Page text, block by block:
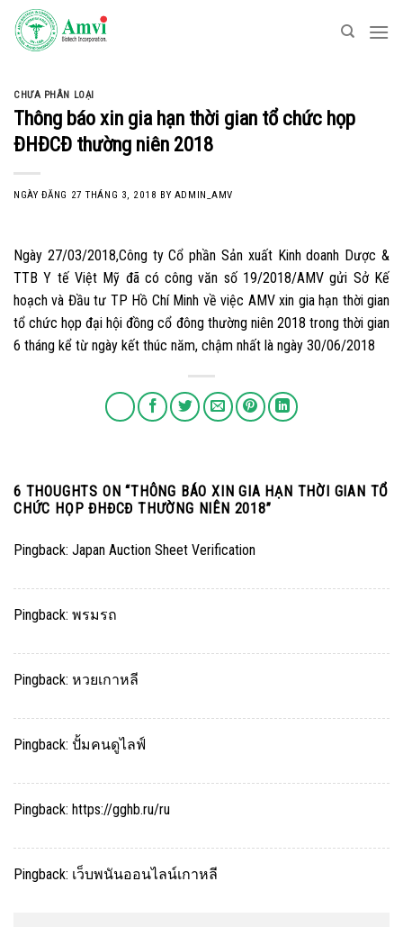
Skip
content
CHƯA PHÂN LOẠI
Thông báo xin gia hạn thời gian tổ chức họp
ĐHĐCĐ thường niên 2018
NGÀY ĐĂNG 27 THÁNG 3, 2018 BY ADMIN_AMV
Ngày 27/03/2018,Công ty Cổ phần Sản xuất Kinh doanh Dược &
TTB Y tế Việt Mỹ đã có công văn số 19/2018/AMV gửi Sở Kế
hoạch và Đầu tư TP Hồ Chí Minh về việc AMV xin gia hạn thời gian
tổ chức họp đại hội đồng cổ đông thường niên 2018 trong thời gian
6 tháng kể từ ngày kết thúc năm, chậm nhất là ngày 30/06/2018
6 THOUGHTS ON “THÔNG BÁO XIN GIA HẠN THỜI GIAN TỔ
CHỨC HỌP ĐHĐCĐ THƯỜNG NIÊN 2018”
Pingback: Japan Auction Sheet Verification
Pingback: พรมรถ
Pingback: หวยเกาหลี
Pingback: ปั้มคนดูไลฟ์
Pingback: https://gghb.ru/ru
Pingback: เว็บพนันออนไลน์เกาหลี